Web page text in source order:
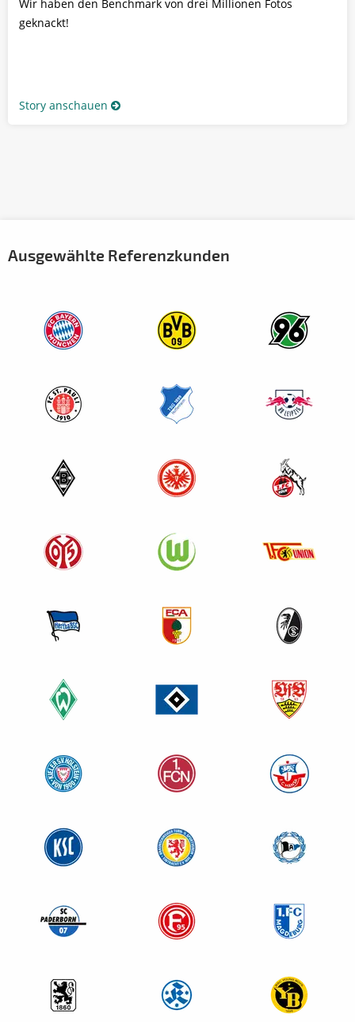
Wir haben den Benchmark von drei Millionen Fotos
geknackt!
Story anschauen
Ausgewählte Referenzkunden